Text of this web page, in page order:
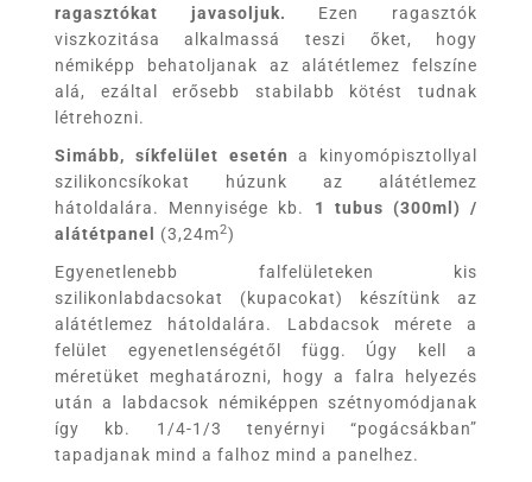
ragasztókat javasoljuk. Ezen ragasztók
viszkozitása alkalmassá teszi őket, hogy
némiképp behatoljanak az alátétlemez felszíne
alá, ezáltal erősebb stabilabb kötést tudnak
létrehozni.
Simább, síkfelület esetén a kinyomópisztollyal
szilikoncsíkokat húzunk az alátétlemez
hátoldalára. Mennyisége kb. 1 tubus (300ml) /
alátétpanel
(3,24m2)
Egyenetlenebb falfelületeken kis
szilikonlabdacsokat (kupacokat) készítünk az
alátétlemez hátoldalára. Labdacsok mérete a
felület egyenetlenségétől függ. Úgy kell a
méretüket meghatározni, hogy a falra helyezés
után a labdacsok némiképpen szétnyomódjanak
így kb. 1/4-1/3 tenyérnyi “pogácsákban”
tapadjanak mind a falhoz mind a panelhez.